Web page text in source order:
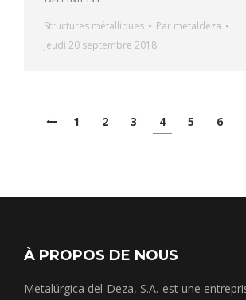
Structures métalliques Par metaldeza
jeudi 20 septembre 2018
1 2 3 4 5 6
À PROPOS DE NOUS
Metalúrgica del Deza, S.A. est une